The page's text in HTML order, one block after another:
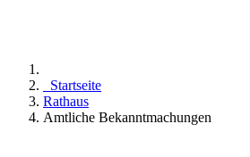
Startseite
Rathaus
Amtliche Bekanntmachungen